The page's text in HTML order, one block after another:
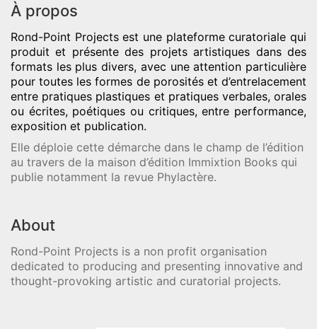
À propos
Rond-Point Projectsest une plateforme curatoriale qui
produit et présente des projets artistiques dans des
formats les plus divers, avec une attention particulière
pour toutes les formes de porosités et d’entrelacement
entre pratiques plastiques et pratiques verbales, orales
ou écrites, poétiques ou critiques, entre performance,
exposition et publication.
Elle déploie cette démarche dans le champ de l’édition
au travers de la maison d’édition Immixtion Books qui
publie notamment la revue Phylactère.
About
Rond-Point Projects is a non profit organisation
dedicated to producing and presenting innovative and
thought-provoking artistic and curatorial projects.